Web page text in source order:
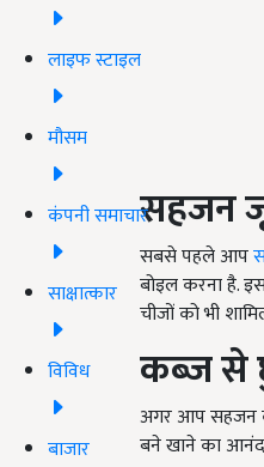
लाइफ स्टाइल
मौसम
कंपनी समाचार
साक्षात्कार
विविध
बाजार
सहजन
सबसे पहले आप
बोइल करना है.
चीजों को भी
कब्ज से
अगर आप सहजन
बने खाने का